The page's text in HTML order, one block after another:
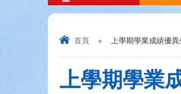
首頁 > 上學期學業成績優
上學期學業